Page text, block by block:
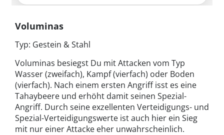
Voluminas
Typ: Gestein & Stahl
Voluminas besiegst Du mit Attacken vom Typ
Wasser (zweifach), Kampf (vierfach) oder Boden
(vierfach). Nach einem ersten Angriff isst es eine
Tahaybeere und erhöht damit seinen Spezial-
Angriff. Durch seine exzellenten Verteidigungs- und
Spezial-Verteidigungswerte ist auch hier ein Sieg
mit nur einer Attacke eher unwahrscheinlich.